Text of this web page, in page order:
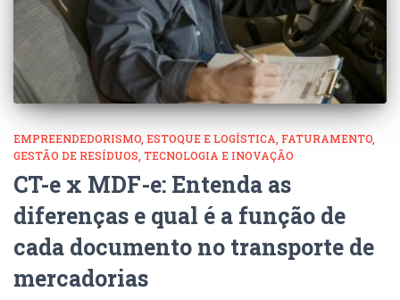
EMPREENDEDORISMO ESTOQUE E LOGÍSTICA FATURAMENTO
GESTÃO DE RESÍDUOS TECNOLOGIA E INOVAÇÃO
CT-e x MDF-e: Entenda as
diferenças e qual é a função de
cada documento no transporte de
mercadorias